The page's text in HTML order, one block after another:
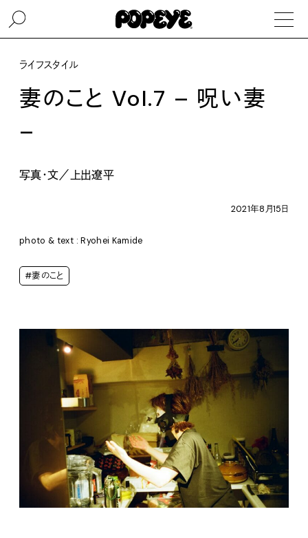
ライフスタイル
妻のこと Vol.7 – 呪い妻
–
写真・文／上出遼平
2021年8月15日
photo & text : Ryohei Kamide
#妻のこと